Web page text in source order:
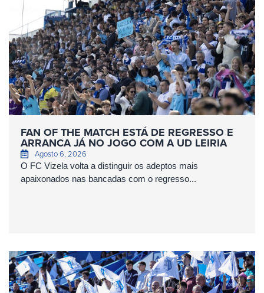
FAN OF THE MATCH ESTÁ DE REGRESSO E
ARRANCA JÁ NO JOGO COM A UD LEIRIA
Agosto 6, 2026
O FC Vizela volta a distinguir os adeptos mais
apaixonados nas bancadas com o regresso...